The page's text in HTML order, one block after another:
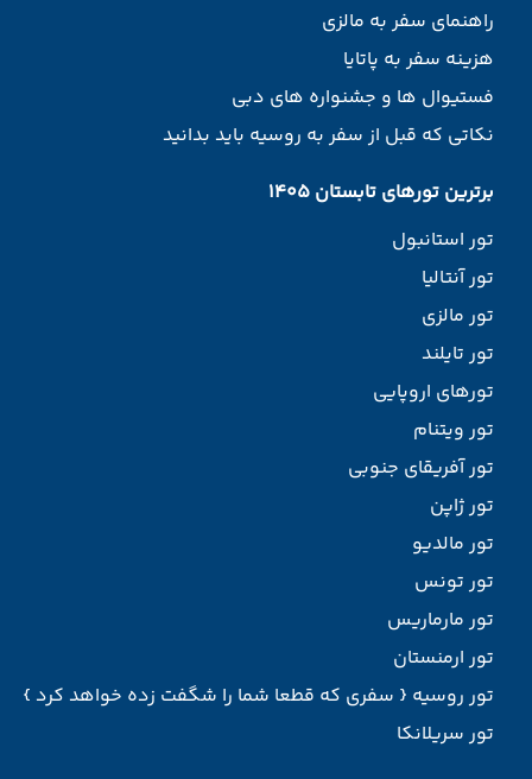
راهنمای سفر به مالزی
هزینه سفر به پاتایا
فستیوال ها و جشنواره های دبی
نکاتی که قبل از سفر به روسیه باید بدانید
برترین تورهای تابستان 1405
تور استانبول
تور آنتالیا
تور مالزی
تور تایلند
تورهای اروپایی
تور ویتنام
تور آفریقای جنوبی
تور ژاپن
تور مالدیو
تور تونس
تور مارماریس
تور ارمنستان
تور روسیه { سفری که قطعا شما را شگفت زده خواهد کرد }
تور سریلانکا